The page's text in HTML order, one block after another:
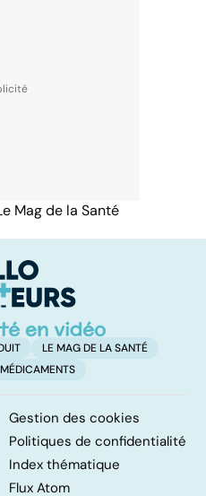
Mag de la Santé
LE MAG DE LA SANTÉ
MÉDICAMENTS
Gestion des cookies
Politiques de confidentialité
Index thématique
Flux Atom